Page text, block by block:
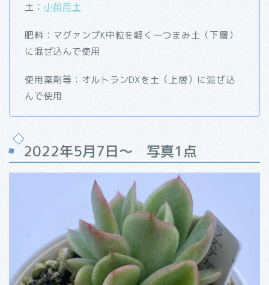
土： 小苗用土
肥料：マグァンプK中粒を軽く一つまみ土（下層）
に混ぜ込んで使用
使用薬剤等：オルトランDXを土（上層）に混ぜ込
んで使用
2022年5月7日～ 写真1点